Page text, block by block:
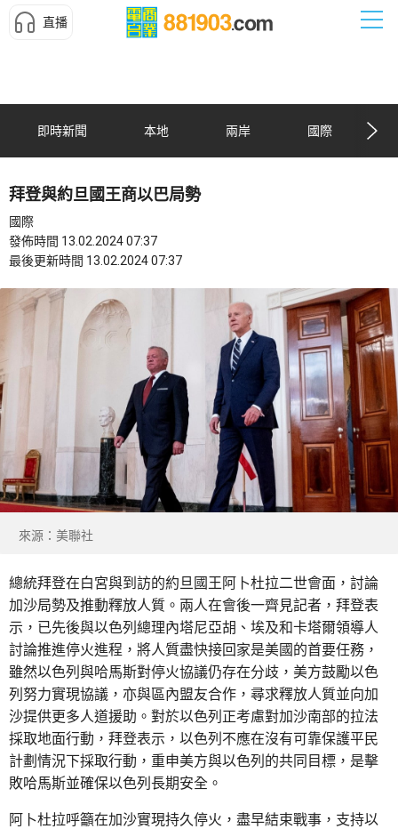
直播
即時新聞 本地 兩岸 國際
拜登與約旦國王商以巴局勢
國際
發佈時間 13.02.2024 07:37
最後更新時間 13.02.2024 07:37
來源：美聯社
總統拜登在白宮與到訪的約旦國王阿卜杜拉二世會面，討論
加沙局勢及推動釋放人質。兩人在會後一齊見記者，拜登表
示，已先後與以色列總理內塔尼亞胡、埃及和卡塔爾領導人
討論推進停火進程，將人質盡快接回家是美國的首要任務，
雖然以色列與哈馬斯對停火協議仍存在分歧，美方鼓勵以色
列努力實現協議，亦與區內盟友合作，尋求釋放人質並向加
沙提供更多人道援助。對於以色列正考慮對加沙南部的拉法
採取地面行動，拜登表示，以色列不應在沒有可靠保護平民
計劃情況下採取行動，重申美方與以色列的共同目標，是擊
敗哈馬斯並確保以色列長期安全。
阿卜杜拉呼籲在加沙實現持久停火，盡早結束戰事，支持以